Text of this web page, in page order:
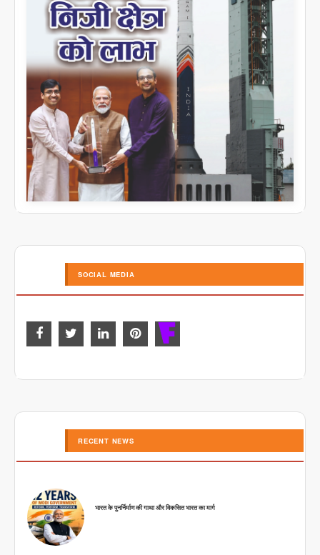
SOCIAL MEDIA
RECENT NEWS
भारत के पुनर्निर्माण की गाथा और विकसित भारत का मार्ग